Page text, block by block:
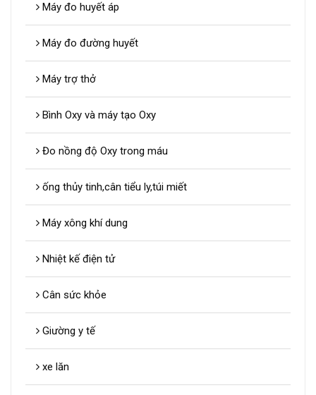
Máy đo huyết áp
Máy đo đường huyết
Máy trợ thở
Bình Oxy và máy tạo Oxy
Đo nồng độ Oxy trong máu
ống thủy tinh,cân tiểu ly,túi miết
Máy xông khí dung
Nhiệt kế điện tử
Cân sức khỏe
Giường y tế
xe lăn